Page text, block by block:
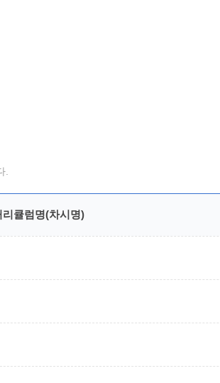
.
리큘럼명(차시명)